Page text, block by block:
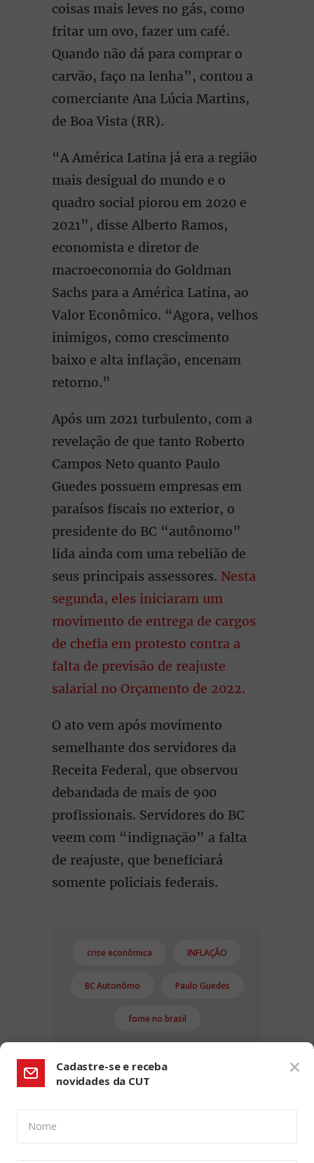
coisas mais leves no gás, como
fritar um ovo, fazer um café.
Quando não dá para comprar o
carvão, faço na lenha”, contou a
comerciante Ana Lúcia Martins,
de Boa Vista (RR).
“A América Latina já era a região
mais desigual do mundo e o
quadro social piorou em 2020 e
2021”, disse Alberto Ramos,
economista e diretor de
macroeconomia do Goldman
Sachs para a América Latina, ao
Valor Econômico. “Agora, velhos
inimigos, como crescimento
baixo e alta inflação, encenam
retorno.”
Após um 2021 turbulento, com a
revelação de que tanto Roberto
Campos Neto quanto Paulo
Guedes possuem empresas em
paraísos fiscais no exterior, o
presidente do BC “autônomo”
lida ainda com uma rebelião de
seus principais assessores. Nesta
segunda, eles iniciaram um
movimento de entrega de cargos
de chefia em protesto contra a
falta de previsão de reajuste
salarial no Orçamento de 2022.
O ato vem após movimento
semelhante dos servidores da
Receita Federal, que observou
debandada de mais de 900
profissionais. Servidores do BC
veem com “indignação” a falta
de reajuste, que beneficiará
somente policiais federais.
crise econômica INFLAÇÃO
BC Autonômo Paulo Guedes
fome no brasil
Cadastre-se e receba
novidades da CUT
Nome